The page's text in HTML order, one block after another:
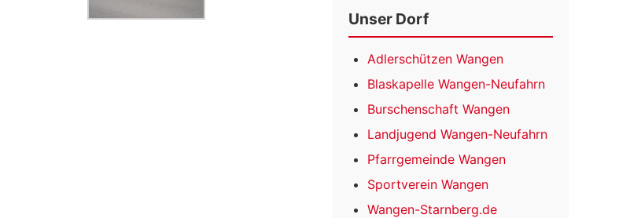
Unser Dorf
Adlerschützen Wangen
Blaskapelle Wangen-Neufahrn
Burschenschaft Wangen
Landjugend Wangen-Neufahrn
Pfarrgemeinde Wangen
Sportverein Wangen
Wangen-Starnberg.de